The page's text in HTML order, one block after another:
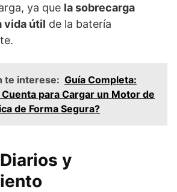
ya que la sobrecarga
vida útil de la batería
te interese: Guía Completa:
para Cargar un Motor de
de Forma Segura?
y